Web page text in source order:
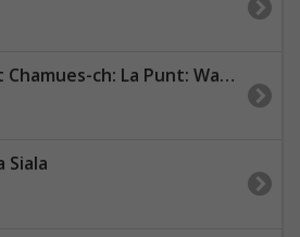
ch: La Punt: Wasserreservoir - Müsella
Siala